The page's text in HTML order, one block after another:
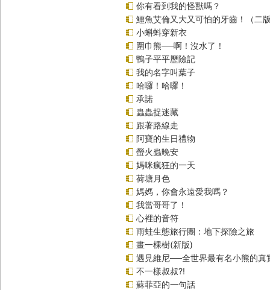
你有看到我的怪獸嗎？
鱷魚艾倫又大又可怕的牙齒！（二
小蝌蚪穿新衣
圍巾熊──啊！沒水了！
鴨子平平歷險記
我的名字叫葉子
哈囉！哈囉！
承諾
蟲蟲捉迷藏
跟著路線走
阿寶的生日禮物
螢火蟲晚安
媽咪瘋狂的一天
荷塘月色
媽媽，你會永遠愛我嗎？
我當哥哥了！
心裡的音符
雨蛙生態旅行團：地下探險之旅
畫一棵樹(新版)
遇見維尼──全世界最有名小熊的真
不一樣叔叔?!
蘇菲亞的一句話